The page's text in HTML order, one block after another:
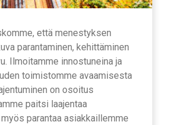
että menestyksen
parantaminen, kehittäminen
Ilmoitamme innostuneina ja
toimistomme avaamisesta
on osoitus
paitsi laajentaa
parantaa asiakkaillemme